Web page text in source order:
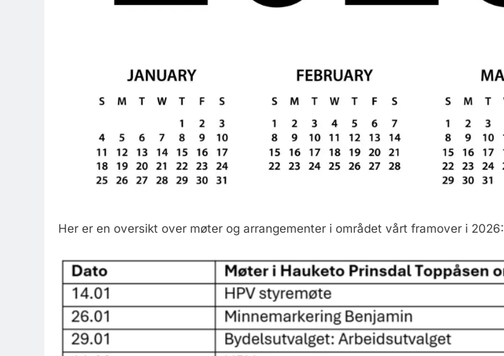
Her er en oversikt over møter og arrangementer i området vårt framover i 2026: